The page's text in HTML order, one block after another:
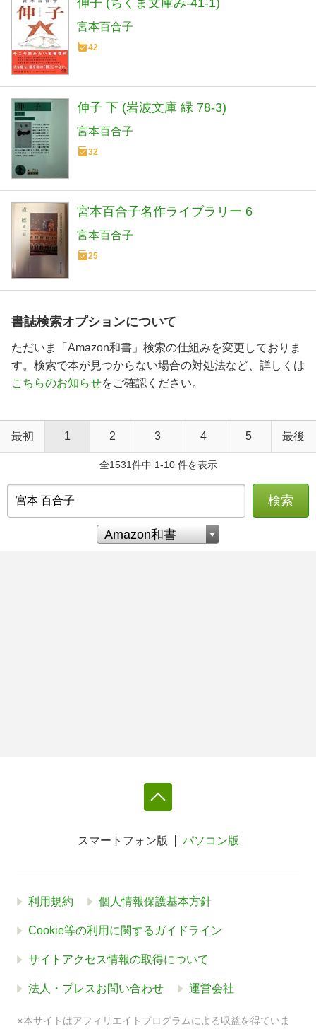
宮本百合子
42
伸子 下 (岩波文庫 緑 78-3)
宮本百合子
32
宮本百合子名作ライブラリー 6
宮本百合子
25
書誌検索オプションについて
ただいま「Amazon和書」検索の仕組みを変更しておりま
す。検索で本が見つからない場合の対処法など、詳しくは
こちらのお知らせをご確認ください。
最初 1 2 3 4 5 最後
全1531件中 1-10 件を表示
検索
スマートフォン版 パソコン版
利用規約 個人情報保護基本方針
Cookie等の利用に関するガイドライン
サイトアクセス情報の取得について
法人・プレスお問い合わせ 運営会社
※本サイトはアフィリエイトプログラムによる収益を得ていま